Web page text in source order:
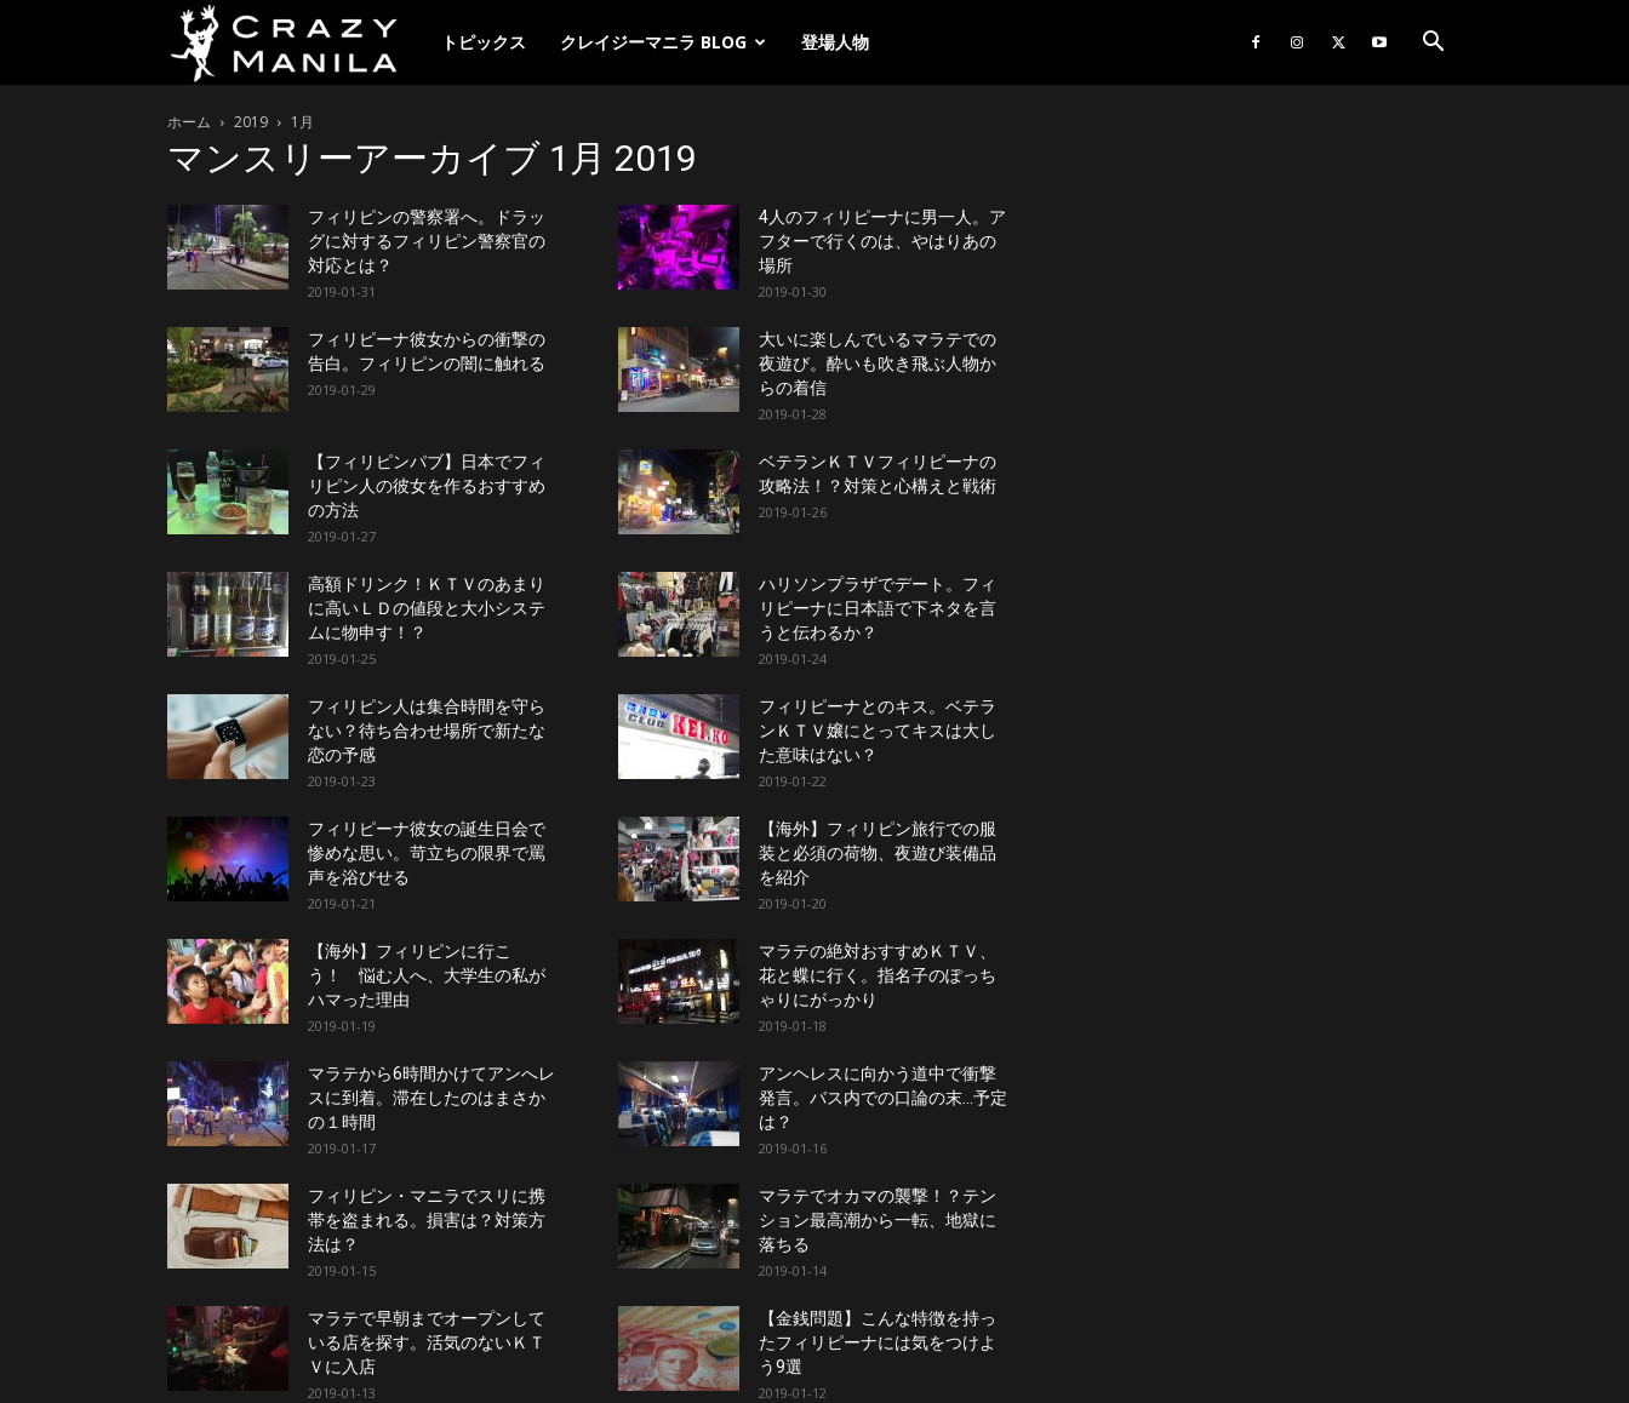
イ
マ
トピックス クレイジーマニラ BLOG 登場人物
ホーム 2019 1月
マンスリーアーカイブ 1月 2019
フィリピンの警察署へ。ドラッ
グに対するフィリピン警察官の
対応とは？
2019-01-31
4人のフィリピーナに男一人。ア
フターで行くのは、やはりあの
場所
2019-01-30
フィリピーナ彼女からの衝撃の
告白。フィリピンの闇に触れる
2019-01-29
大いに楽しんでいるマラテでの
夜遊び。酔いも吹き飛ぶ人物か
らの着信
2019-01-28
【フィリピンパブ】日本でフィ
リピン人の彼女を作るおすすめ
の方法
2019-01-27
ベテランＫＴＶフィリピーナの
攻略法！？対策と心構えと戦術
2019-01-26
高額ドリンク！ＫＴＶのあまり
に高いＬＤの値段と大小システ
ムに物申す！？
2019-01-25
ハリソンプラザでデート。フィ
リピーナに日本語で下ネタを言
うと伝わるか？
2019-01-24
フィリピン人は集合時間を守ら
ない？待ち合わせ場所で新たな
恋の予感
2019-01-23
フィリピーナとのキス。ベテラ
ンＫＴＶ嬢にとってキスは大し
た意味はない？
2019-01-22
フィリピーナ彼女の誕生日会で
惨めな思い。苛立ちの限界で罵
声を浴びせる
2019-01-21
【海外】フィリピン旅行での服
装と必須の荷物、夜遊び装備品
を紹介
2019-01-20
【海外】フィリピンに行こ
う！ 悩む人へ、大学生の私が
ハマった理由
2019-01-19
マラテの絶対おすすめＫＴＶ、
花と蝶に行く。指名子のぽっち
ゃりにがっかり
2019-01-18
マラテから6時間かけてアンへレ
スに到着。滞在したのはまさか
の１時間
2019-01-17
アンヘレスに向かう道中で衝撃
発言。バス内での口論の末…予定
は？
2019-01-16
フィリピン・マニラでスリに携
帯を盗まれる。損害は？対策方
法は？
2019-01-15
マラテでオカマの襲撃！？テン
ション最高潮から一転、地獄に
落ちる
2019-01-14
マラテで早朝までオープンして
いる店を探す。活気のないＫＴ
Ｖに入店
2019-01-13
【金銭問題】こんな特徴を持っ
たフィリピーナには気をつけよ
う9選
2019-01-12